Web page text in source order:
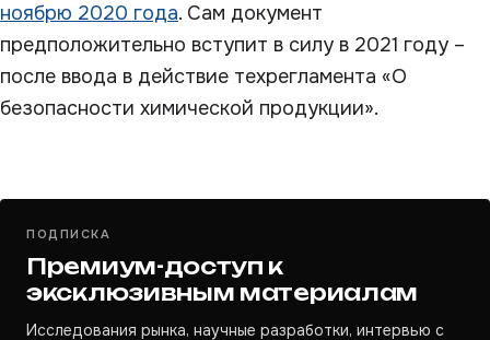
ноябрю 2020 года. Сам документ
предположительно вступит в силу в 2021 году –
после ввода в действие техрегламента «О
безопасности химической продукции».
ПОДПИСКА
Премиум-доступ к
эксклюзивным материалам
Исследования рынка, научные разработки, интервью с